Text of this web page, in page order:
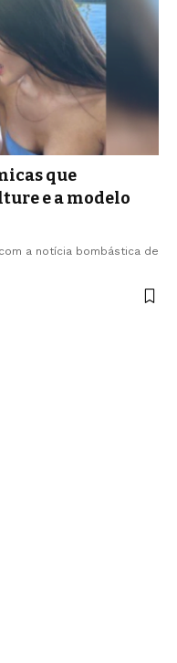
que
e a modelo
a notícia bombástica de